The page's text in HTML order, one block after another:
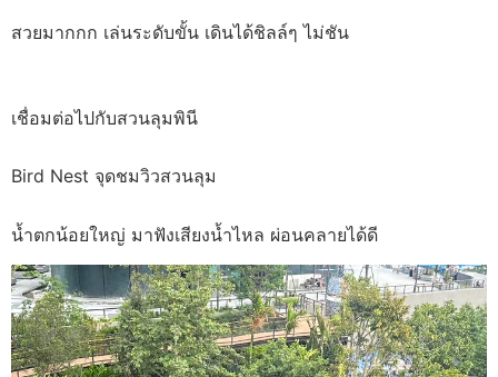
สวยมากกก เล่นระดับขั้น เดินได้ชิลล์ๆ ไม่ชัน
เชื่อมต่อไปกับสวนลุมพินี
Bird Nest จุดชมวิวสวนลุม
น้ำตกน้อยใหญ่ มาฟังเสียงน้ำไหล ผ่อนคลายได้ดี